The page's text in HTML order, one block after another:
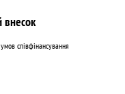
внесок
співфінансування